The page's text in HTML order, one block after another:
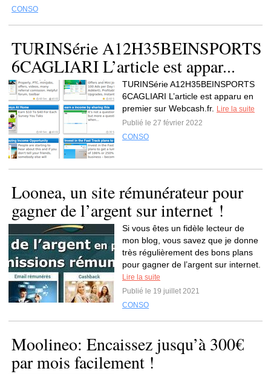
CONSO
TURINSérie A12H35BEINSPORTS
6CAGLIARI L’article est appar...
TURINSérie A12H35BEINSPORTS
6CAGLIARI L’article est apparu en
premier sur Webcash.fr.
Lire la suite
Publié le 27 février 2022
CONSO
Loonea, un site rémunérateur pour
gagner de l’argent sur internet !
Si vous êtes un fidèle lecteur de
mon blog, vous savez que je donne
très régulièrement des bons plans
pour gagner de l’argent sur internet.
Lire la suite
Publié le 19 juillet 2021
CONSO
Moolineo: Encaissez jusqu’à 300€
par mois facilement !